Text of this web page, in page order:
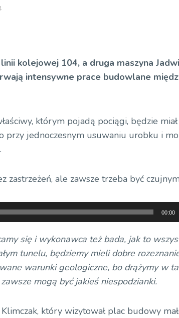
kolejowej 104, a druga maszyna
intensywne prace budowlane
którym pojadą pociągi, będzie miał
przy jednoczesnym usuwaniu urobku i
ale zawsze trzeba być
00:00
się i wykonawca też bada, jak to
tunelu, będziemy mieli dobre
warunki geologiczne, bo drążymy w
mogą być jakieś niespodzianki.
który wizytował plac budowy